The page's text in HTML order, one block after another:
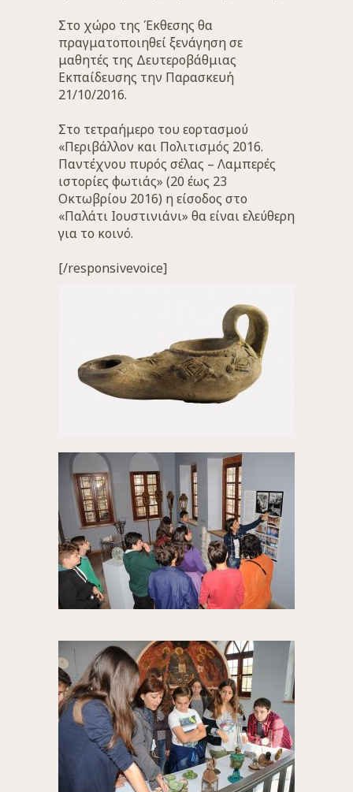
Στο χώρο της Έκθεσης θα
πραγματοποιηθεί ξενάγηση σε
μαθητές της Δευτεροβάθμιας
Εκπαίδευσης την Παρασκευή
21/10/2016.
Στο τετραήμερο του εορτασμού
«Περιβάλλον και Πολιτισμός 2016.
Παντέχνου πυρός σέλας – Λαμπερές
ιστορίες φωτιάς» (20 έως 23
Οκτωβρίου 2016) η είσοδος στο
«Παλάτι Ιουστινιάνι» θα είναι ελεύθερη
για το κοινό.
[/responsivevoice]